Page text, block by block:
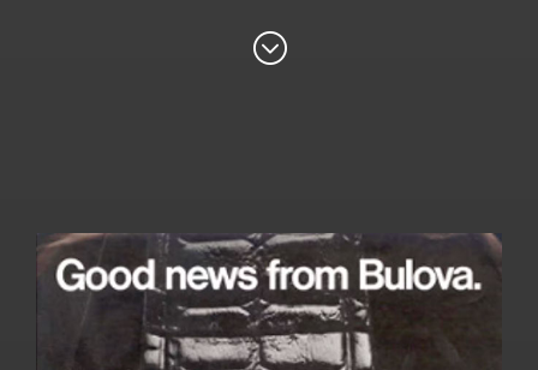
;